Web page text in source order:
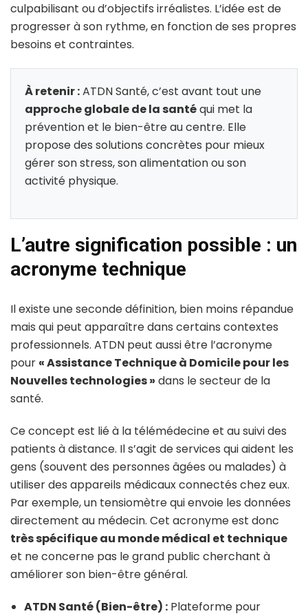
culpabilisant ou d’objectifs irréalistes. L’idée est de
progresser à son rythme, en fonction de ses propres
besoins et contraintes.
À retenir :ATDN Santé, c’est avant tout une
approche globale de la santéqui met la
prévention et le bien-être au centre. Elle
propose des solutions concrètes pour mieux
gérer son stress, son alimentation ou son
activité physique.
L’autre signification possible : un
acronyme technique
Il existe une seconde définition, bien moins répandue
mais qui peut apparaître dans certains contextes
professionnels. ATDN peut aussi être l’acronyme
pour « Assistance Technique à Domicile pour les
Nouvelles technologies » dans le secteur de la
santé.
Ce concept est lié à la télémédecine et au suivi des
patients à distance. Il s’agit de services qui aident les
gens (souvent des personnes âgées ou malades) à
utiliser des appareils médicaux connectés chez eux.
Par exemple, un tensiomètre qui envoie les données
directement au médecin. Cet acronyme est donc
très spécifique au monde médical et technique
et ne concerne pas le grand public cherchant à
améliorer son bien-être général.
ATDN Santé (Bien-être) : Plateforme pour